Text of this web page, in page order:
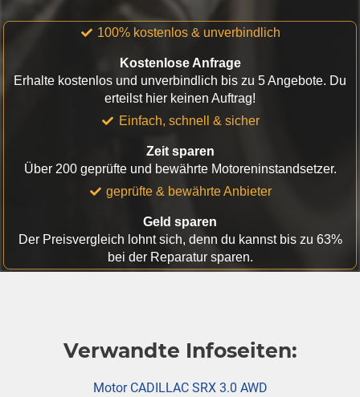
100% kostenlos & unverbindlich
Kostenlose Anfrage
Erhalte kostenlos und unverbindlich bis zu 5 Angebote. Du
erteilst hier keinen Auftrag!
Einfach, schnell & sicher
Zeit sparen
Über 200 geprüfte und bewährte Motoreninstandsetzer.
geprüfte & bewährte Anbieter
Geld sparen
Der Preisvergleich lohnt sich, denn du kannst bis zu 63%
bei der Reparatur sparen.
Verwandte Infoseiten:
Motor CADILLAC SRX 3.0 AWD